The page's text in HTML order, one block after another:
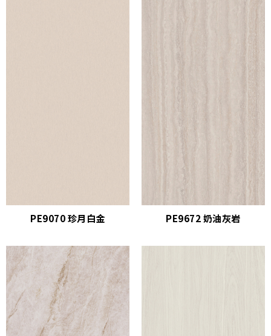
PE9070 珍月白金 PE9672 奶油灰岩